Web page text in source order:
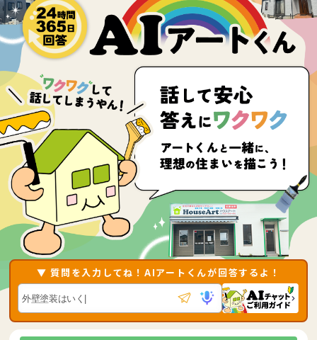
▼ 質問を入力してね！AIアートくんが回答するよ！